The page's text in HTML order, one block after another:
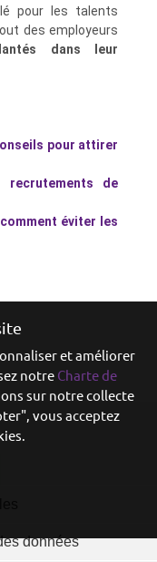
pour les talents
des employeurs
dans leur
pour attirer
de
éviter les
données
et améliorer
notre Charte de
sur notre collecte
vous acceptez